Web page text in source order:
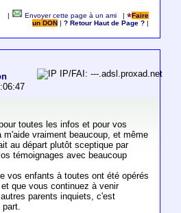
Envoyer cette page à un ami |
Faire
un DON
|? Retour Haut de Page ?
IP/FAI: ---.adsl.proxad.net
toutes les infos et pour vos
vraiment beaucoup, et même
au départ plutôt sceptique par
témoignages avec beaucoup
vos enfants à toutes ont été opérés
que vous continuez à venir
parents inquiets, c'est
part.